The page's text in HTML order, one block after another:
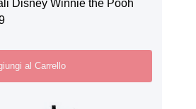
Disney Winnie the Pooh
al Carrello